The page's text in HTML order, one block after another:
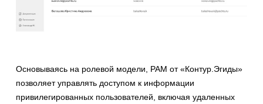
Основываясь на ролевой модели, PAM от «Контур.Эгиды»
позволяет управлять доступом к информации
привилегированных пользователей, включая удаленных